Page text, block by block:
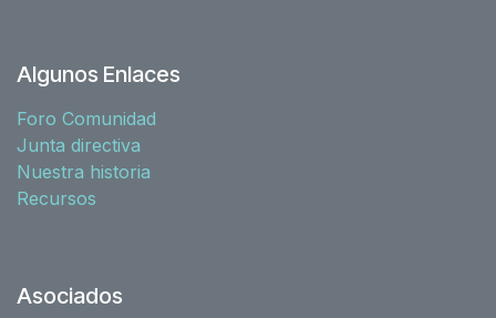
Algunos Enlaces
Foro Comunidad
Junta directiva
Nuestra historia
Recursos
Asociados